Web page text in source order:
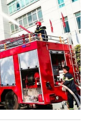
chất trên toàn địa bàn,
sở nhà chung cư.